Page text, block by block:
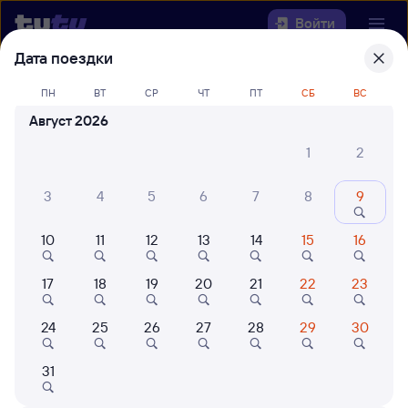
Войти
Выберите день, чтобы найтиж/д
билеты Обь — Ангарск
Куда
Когда
Кто едет
Найти поезда
Дата поездки
ПН ВТ СР ЧТ ПТ СБ ВС
Август 2026
1
2
3 4 5 6 7 8 9
10 11 12 13 14 15 16
17 18 19 20 21 22 23
24 25 26 27 28 29 30
31